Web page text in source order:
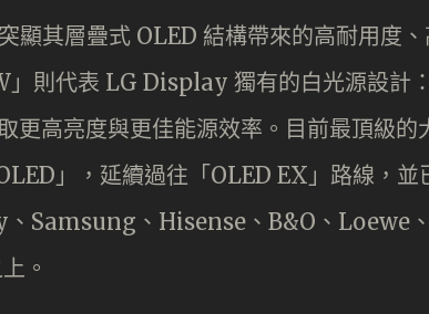
其層疊式 OLED 結構帶來的高耐用度、
」則代表 LG Display 獨有的白光源設計
更高亮度與更佳能源效率。目前最頂級的
」，延續過往「OLED EX」路線，並
Samsung、Hisense、B&O、Loewe、
。